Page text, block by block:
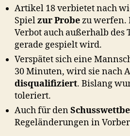
Artikel 18 verbietet nach
Spielzur Probezu werfen.
Verbot auch außerhalb des
gerade gespielt wird.
Verspätet sich eine
30 Minuten, wird sie nach
disqualifiziert. Bislang
toleriert.
Auch für den
Regeländerungen in